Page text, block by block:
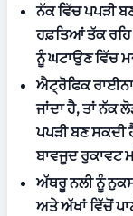
ਨੱਕ ਵਿੱਚ ਪਪੜੀ
ਹਫ਼ਤਿਆਂ ਤੱਕ ਰਹਿ
ਨੂੰ ਘਟਾਉਣ ਵਿੱਚ
ਐਟ੍ਰੋਫਿਕ
ਜਾਂਦਾ ਹੈ, ਤਾਂ ਨੱਕ
ਪਪੜੀ ਬਣ
ਬਾਵਜੂਦ ਰੁਕਾਵਟ
ਅੱਥਰੂ ਨਲੀ ਨੂੰ
ਅਤੇ ਅੱਖਾਂ ਵਿੱਚੋਂ